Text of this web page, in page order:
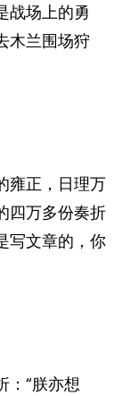
战场上的勇
木兰围场狩
雍正，日理万
四万多份奏折
写文章的，你
：“朕亦想